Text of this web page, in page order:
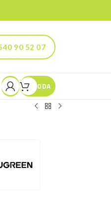
90 52 07
52 03
0DA